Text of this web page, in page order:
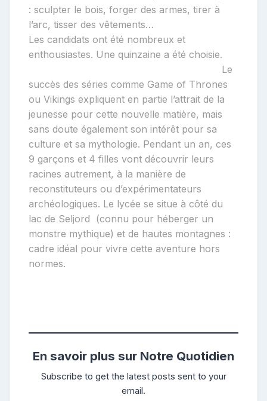
: sculpter le bois, forger des armes, tirer à
l’arc, tisser des vêtements…
Les candidats ont été nombreux et
enthousiastes. Une quinzaine a été choisie.
Le
succès des séries comme Game of Thrones
ou Vikings expliquent en partie l’attrait de la
jeunesse pour cette nouvelle matière, mais
sans doute également son intérêt pour sa
culture et sa mythologie. Pendant un an, ces
9 garçons et 4 filles vont découvrir leurs
racines autrement, à la manière de
reconstituteurs ou d’expérimentateurs
archéologiques. Le lycée se situe à côté du
lac de Seljord (connu pour héberger un
monstre mythique) et de hautes montagnes :
cadre idéal pour vivre cette aventure hors
normes.
En savoir plus sur Notre Quotidien
Subscribe to get the latest posts sent to your
email.